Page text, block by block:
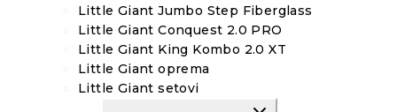
Little Giant Jumbo Step Fiberglass
Little Giant Conquest 2.0 PRO
Little Giant King Kombo 2.0 XT
Little Giant oprema
Little Giant setovi